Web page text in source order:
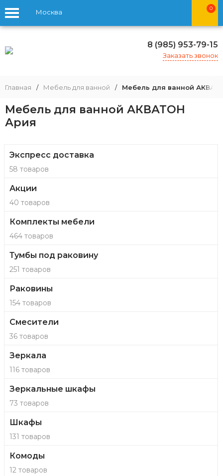
Москва 0
8 (985) 953-79-15
Заказать звонок
Главная / Мебель для ванной / Мебель для ванной
Мебель для ванной АКВАТОН
Ария
Экспресс доставка
58 товаров
Акции
40 товаров
Комплекты мебели
464 товаров
Тумбы под раковину
251 товаров
Раковины
154 товаров
Смесители
36 товаров
Зеркала
116 товаров
Зеркальные шкафы
73 товаров
Шкафы
131 товаров
Комоды
12 товаров